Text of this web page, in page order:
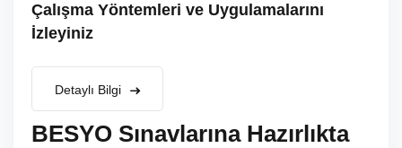
Çalışma Yöntemleri ve Uygulamalarını
İzleyiniz
Detaylı Bilgi
BESYO Sınavlarına Hazırlıkta